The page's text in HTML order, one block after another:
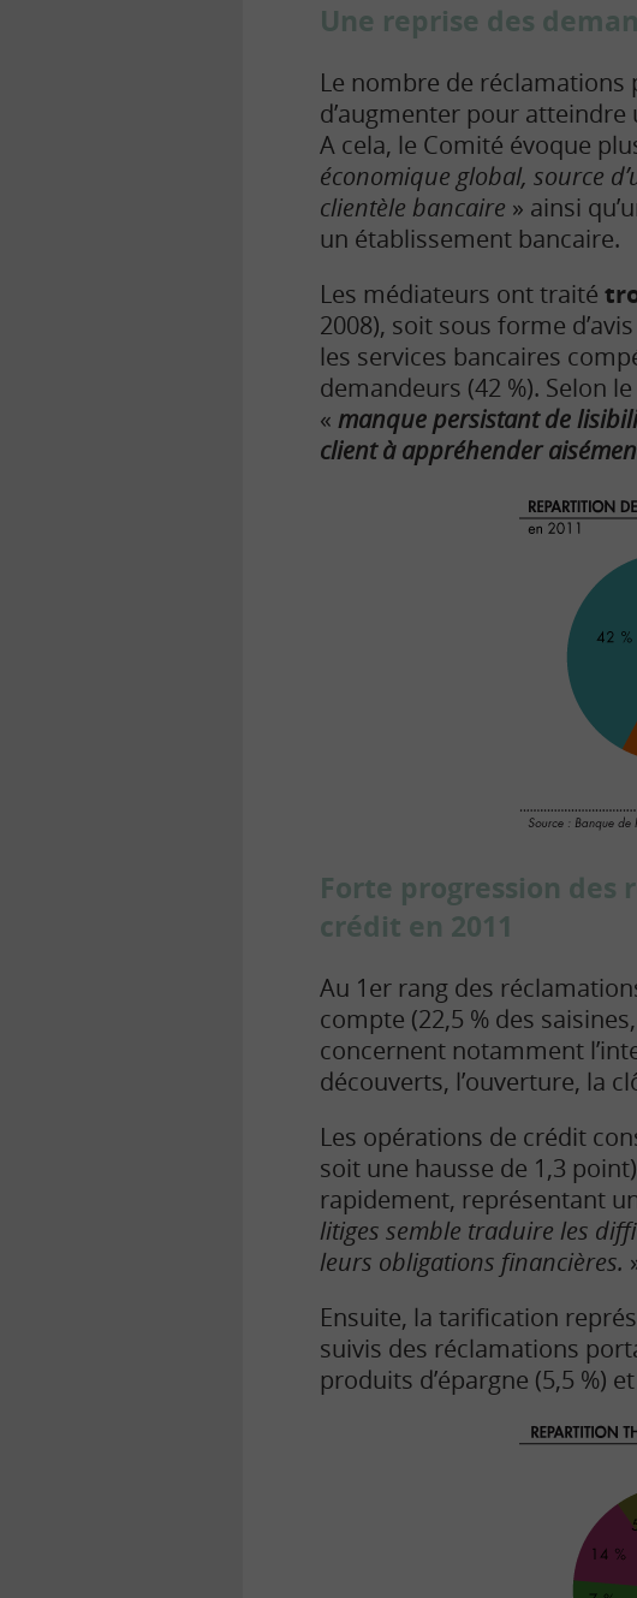
Une reprise des
Le nombre de
d’augmenter pour atteindre
A cela, le Comité évoque
économique global, source
clientèle bancaire » ainsi
un établissement bancaire.
Les médiateurs ont traité
2008), soit sous forme
les services bancaires
demandeurs (42 %). Selon
« manque persistant de
client à appréhender
Forte progression
crédit en 2011
Au 1er rang des
compte (22,5 % des
concernent notamment
découverts, l’ouverture, la
Les opérations de crédit
soit une hausse de 1,3
rapidement, représentant
litiges semble traduire les
leurs obligations financières.
Ensuite, la tarification
suivis des réclamations
produits d’épargne (5,5 %)